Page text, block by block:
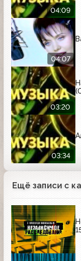
04:09
04:07
03:20
03:34
Ещё записи с